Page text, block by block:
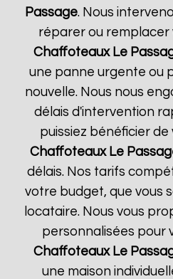
Passage. Nous
réparer ou
Chaffoteaux Le
une panne urgente ou
nouvelle. Nous nous
délais d'intervention
puissiez bénéficier de
Chaffoteaux Le
délais. Nos tarifs
votre budget, que vous
locataire. Nous vous
personnalisées pour
Chaffoteaux Le
une maison